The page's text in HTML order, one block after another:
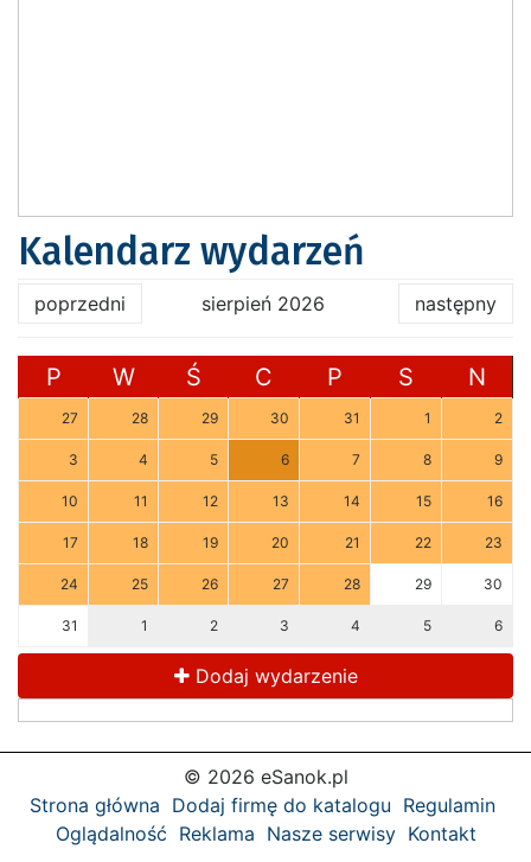
Kalendarz wydarzeń
poprzedni sierpień 2026 następny
P W Ś C P S N
27 28 29 30 31 1 2
3 4 5 6 7 8 9
10 11 12 13 14 15 16
17 18 19 20 21 22 23
24 25 26 27 28 29 30
31 1 2 3 4 5 6
Dodaj wydarzenie
© 2026 eSanok.pl
Strona główna Dodaj firmę do katalogu Regulamin
Oglądalność Reklama Nasze serwisy Kontakt